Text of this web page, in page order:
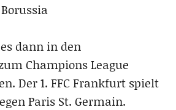
dann in den
Champions League
Der 1. FFC Frankfurt spielt
Paris St. Germain.